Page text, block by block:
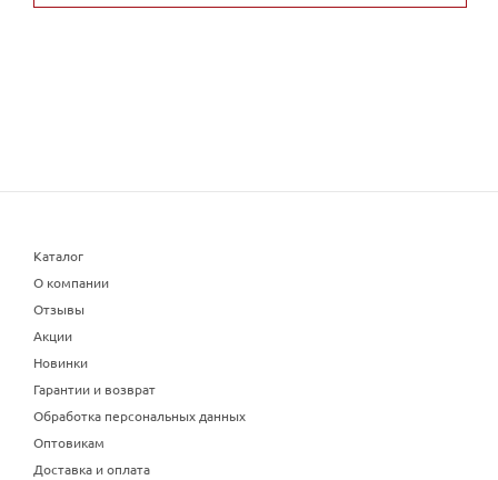
Каталог
О компании
Отзывы
Акции
Новинки
Гарантии и возврат
Обработка персональных данных
Оптовикам
Доставка и оплата